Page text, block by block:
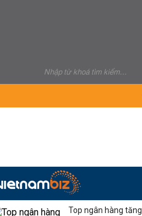
Top ngân hàng tăng